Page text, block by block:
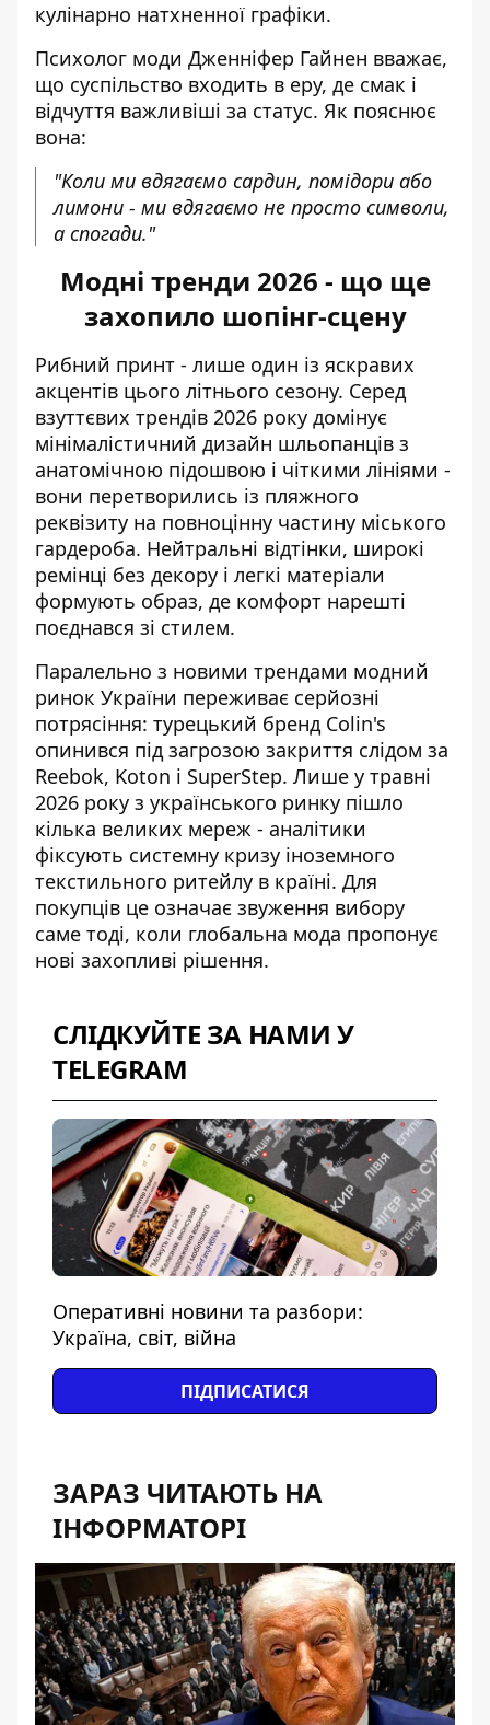
кулінарно натхненної графіки.
Психолог моди Дженніфер Гайнен вважає,
що суспільство входить в еру, де смак і
відчуття важливіші за статус. Як пояснює
вона:
"Коли ми вдягаємо сардин, помідори або
лимони - ми вдягаємо не просто символи,
а спогади."
Модні тренди 2026 - що ще
захопило шопінг-сцену
Рибний принт - лише один із яскравих
акцентів цього літнього сезону. Серед
взуттєвих трендів 2026 року домінує
мінімалістичний дизайн шльопанців з
анатомічною підошвою і чіткими лініями -
вони перетворились із пляжного
реквізиту на повноцінну частину міського
гардероба. Нейтральні відтінки, широкі
ремінці без декору і легкі матеріали
формують образ, де комфорт нарешті
поєднався зі стилем.
Паралельно з новими трендами модний
ринок України переживає серйозні
потрясіння: турецький бренд Colin's
опинився під загрозою закриття слідом за
Reebok, Koton і SuperStep. Лише у травні
2026 року з українського ринку пішло
кілька великих мереж - аналітики
фіксують системну кризу іноземного
текстильного ритейлу в країні. Для
покупців це означає звуження вибору
саме тоді, коли глобальна мода пропонує
нові захопливі рішення.
СЛІДКУЙТЕ ЗА НАМИ У
TELEGRAM
Оперативні новини та разбори:
Україна, світ, війна
ПІДПИСАТИСЯ
ЗАРАЗ ЧИТАЮТЬ НА
ІНФОРМАТОРІ